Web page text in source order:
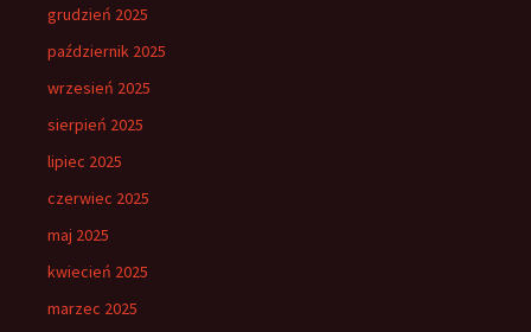
grudzień 2025
październik 2025
wrzesień 2025
sierpień 2025
lipiec 2025
czerwiec 2025
maj 2025
kwiecień 2025
marzec 2025